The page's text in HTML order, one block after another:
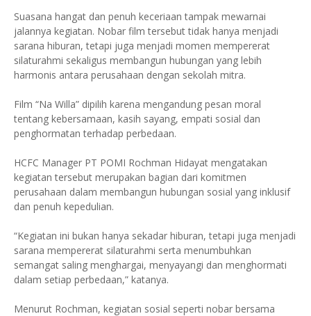
Suasana hangat dan penuh keceriaan tampak mewarnai
jalannya kegiatan. Nobar film tersebut tidak hanya menjadi
sarana hiburan, tetapi juga menjadi momen mempererat
silaturahmi sekaligus membangun hubungan yang lebih
harmonis antara perusahaan dengan sekolah mitra.
Film “Na Willa” dipilih karena mengandung pesan moral
tentang kebersamaan, kasih sayang, empati sosial dan
penghormatan terhadap perbedaan.
HCFC Manager PT POMI Rochman Hidayat mengatakan
kegiatan tersebut merupakan bagian dari komitmen
perusahaan dalam membangun hubungan sosial yang inklusif
dan penuh kepedulian.
“Kegiatan ini bukan hanya sekadar hiburan, tetapi juga menjadi
sarana mempererat silaturahmi serta menumbuhkan
semangat saling menghargai, menyayangi dan menghormati
dalam setiap perbedaan,” katanya.
Menurut Rochman, kegiatan sosial seperti nobar bersama